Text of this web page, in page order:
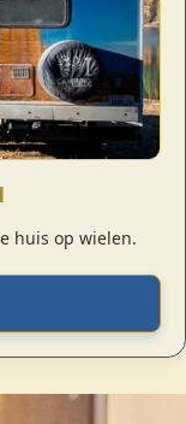
huis op wielen.